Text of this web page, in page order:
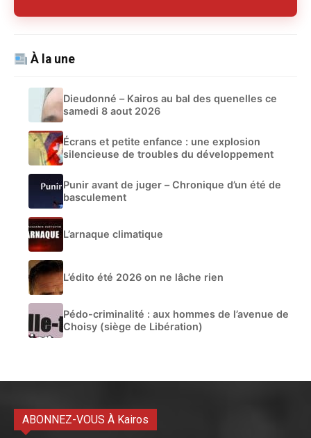
À la une
Dieudonné – Kairos au bal des quenelles ce
samedi 8 aout 2026
Écrans et petite enfance : une explosion
silencieuse de troubles du développement
Punir avant de juger – Chronique d’un été de
basculement
L’arnaque climatique
L’édito été 2026 on ne lâche rien
Pédo-criminalité : aux hommes de l’avenue de
Choisy (siège de Libération)
ABONNEZ-VOUS À Kairos